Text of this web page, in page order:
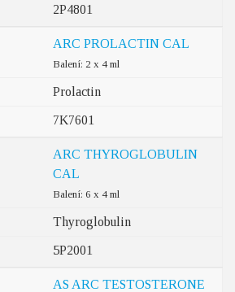
2P4801
ARC PROLACTIN CAL
Balení: 2 x 4 ml
Prolactin
7K7601
ARC THYROGLOBULIN
CAL
Balení: 6 x 4 ml
Thyroglobulin
5P2001
AS ARC TESTOSTERONE